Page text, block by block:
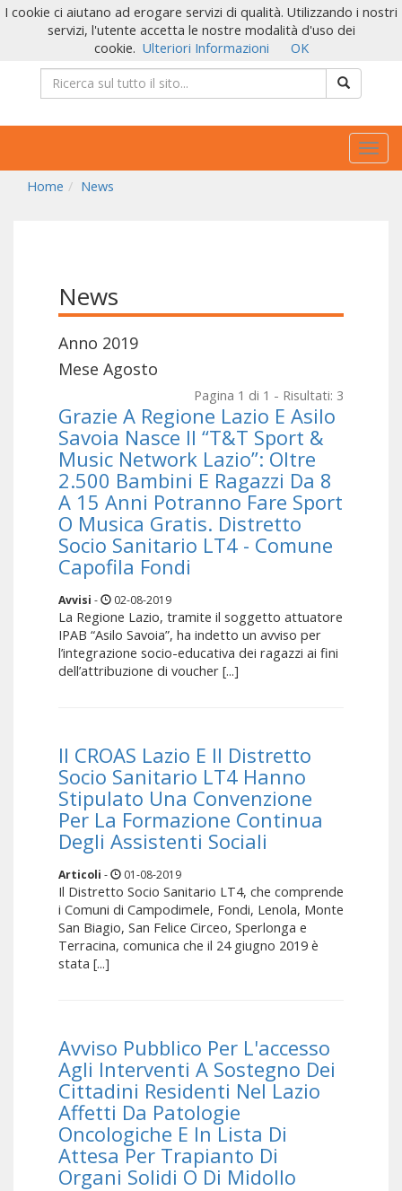
Home
News
News
Anno 2019
Mese Agosto
Pagina 1 di 1 - Risultati: 3
Grazie A Regione Lazio E Asilo
Savoia Nasce Il “T&T Sport &
Music Network Lazio”: Oltre
2.500 Bambini E Ragazzi Da 8
A 15 Anni Potranno Fare Sport
O Musica Gratis. Distretto
Socio Sanitario LT4 - Comune
Capofila Fondi
Avvisi - 02-08-2019
La Regione Lazio, tramite il soggetto attuatore
IPAB “Asilo Savoia”, ha indetto un avviso per
l’integrazione socio-educativa dei ragazzi ai fini
dell’attribuzione di voucher [...]
Il CROAS Lazio E Il Distretto
Socio Sanitario LT4 Hanno
Stipulato Una Convenzione
Per La Formazione Continua
Degli Assistenti Sociali
Articoli - 01-08-2019
Il Distretto Socio Sanitario LT4, che comprende
i Comuni di Campodimele, Fondi, Lenola, Monte
San Biagio, San Felice Circeo, Sperlonga e
Terracina, comunica che il 24 giugno 2019 è
stata [...]
Avviso Pubblico Per L'accesso
Agli Interventi A Sostegno Dei
Cittadini Residenti Nel Lazio
Affetti Da Patologie
Oncologiche E In Lista Di
Attesa Per Trapianto Di
Organi Solidi O Di Midollo
I cookie ci aiutano ad erogare servizi di qualità. Utilizzando i nostri
servizi, l'utente accetta le nostre modalità d'uso dei
cookie. Ulteriori Informazioni OK